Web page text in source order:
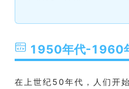
1950年代-1960
在上世纪50年代，人们开